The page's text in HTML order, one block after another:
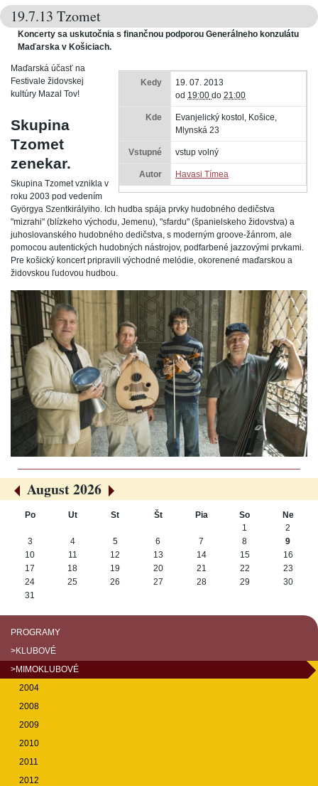
19.7.13 Tzomet
Koncerty sa uskutočnia s finančnou podporou Generálneho konzulátu
Maďarska v Košiciach.
Kedy
19. 07. 2013
od 19:00 do 21:00
Kde
Evanjelický kostol, Košice,
Mlynská 23
Vstupné vstup volný
Autor Havasi Tímea
Maďarská účasť na
Festivale židovskej
kultúry Mazal Tov!
Skupina
Tzomet
zenekar.
Skupina Tzomet vznikla v
roku 2003 pod vedením
Györgya Szentkirályiho. Ich hudba spája prvky hudobného dedičstva
"mizrahi" (blízkeho východu, Jemenu), "sfardu" (španielskeho židovstva) a
juhoslovanského hudobného dedičstva, s moderným groove-žánrom, ale
pomocou autentických hudobných nástrojov, podfarbené jazzovými prvkami.
Pre košický koncert pripravili východné melódie, okorenené maďarskou a
židovskou ľudovou hudbou.
«
August 2026
»
Po Ut St Št Pia So
Ne
1
2
3
4 5 6 7 8
9
10
11 12 13 14 15
16
17
18 19 20 21 22
23
24
25 26 27 28 29
30
31
PROGRAMY
>KLUBOVÉ
>MIMOKLUBOVÉ
2004
2008
2009
2010
2011
2012